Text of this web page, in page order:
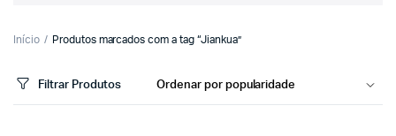
Início Produtos marcados com a tag “Jiankua”
Filtrar Produtos